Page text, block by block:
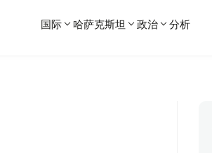
国际 哈萨克斯坦 政治 分析